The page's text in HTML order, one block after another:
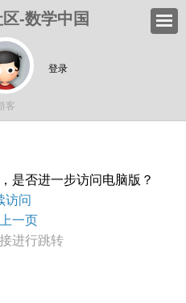
-数学中国
登录
客
是否进一步访问电脑版？
访问
一页
进行跳转